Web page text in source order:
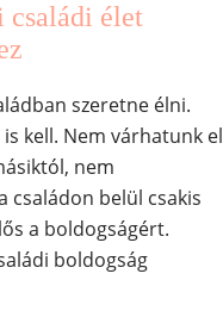
családi élet
szeretne élni.
kell. Nem várhatunk el
nem
családon belül csakis
a boldogságért.
boldogság